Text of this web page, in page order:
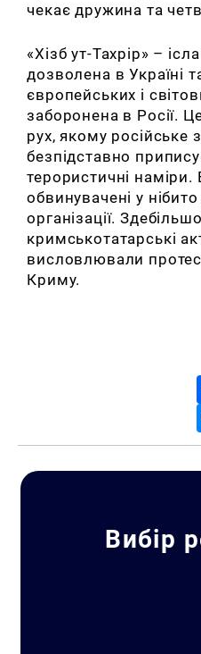
чекає дружина та
«Хізб ут-Тахрір» –
дозволена в Україні
європейських і
заборонена в Росії.
рух, якому російське
безпідставно
терористичні
обвинувачені у нібито
організації.
кримськотатарські
висловлювали
Криму.
Вибір